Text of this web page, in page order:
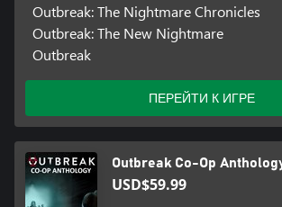
Outbreak: The Nightmare Chronicles
Outbreak: The New Nightmare
Outbreak
ПЕРЕЙТИ К ИГРЕ
Outbreak Co-Op
USD$59.99